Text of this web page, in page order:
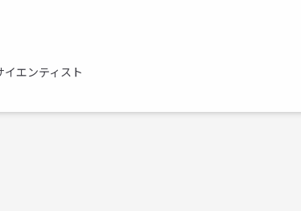
エンティスト